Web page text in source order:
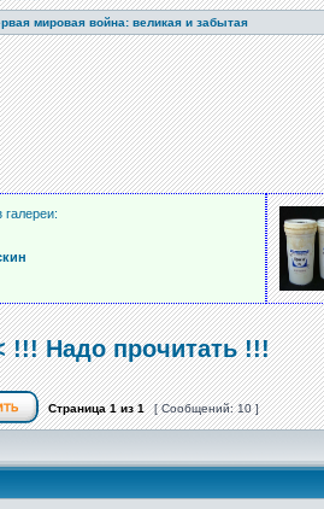
мировая война: великая и забытая
галереи:
Надо прочитать !!!
Страница1из1 [ Сообщений: 10 ]